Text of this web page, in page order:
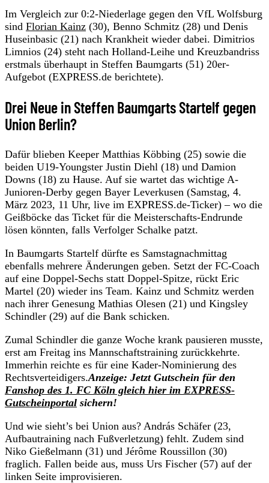
Im Vergleich zur 0:2-Niederlage gegen den VfL Wolfsburg
sind Florian Kainz (30), Benno Schmitz (28) und Denis
Huseinbasic (21) nach Krankheit wieder dabei. Dimitrios
Limnios (24) steht nach Holland-Leihe und Kreuzbandriss
erstmals überhaupt in Steffen Baumgarts (51) 20er-
Aufgebot (EXPRESS.de berichtete).
Drei Neue in Steffen Baumgarts Startelf gegen
Union Berlin?
Dafür blieben Keeper Matthias Köbbing (25) sowie die
beiden U19-Youngster Justin Diehl (18) und Damion
Downs (18) zu Hause. Auf sie wartet das wichtige A-
Junioren-Derby gegen Bayer Leverkusen (Samstag, 4.
März 2023, 11 Uhr, live im EXPRESS.de-Ticker) – wo die
Geißböcke das Ticket für die Meisterschafts-Endrunde
lösen könnten, falls Verfolger Schalke patzt.
In Baumgarts Startelf dürfte es Samstagnachmittag
ebenfalls mehrere Änderungen geben. Setzt der FC-Coach
auf eine Doppel-Sechs statt Doppel-Spitze, rückt Eric
Martel (20) wieder ins Team. Kainz und Schmitz werden
nach ihrer Genesung Mathias Olesen (21) und Kingsley
Schindler (29) auf die Bank schicken.
Zumal Schindler die ganze Woche krank pausieren musste,
erst am Freitag ins Mannschaftstraining zurückkehrte.
Immerhin reichte es für eine Kader-Nominierung des
Rechtsverteidigers.Anzeige: Jetzt Gutschein für den
Fanshop des 1. FC Köln gleich hier im EXPRESS-
Gutscheinportal sichern!
Und wie sieht’s bei Union aus? András Schäfer (23,
Aufbautraining nach Fußverletzung) fehlt. Zudem sind
Niko Gießelmann (31) und Jérôme Roussillon (30)
fraglich. Fallen beide aus, muss Urs Fischer (57) auf der
linken Seite improvisieren.